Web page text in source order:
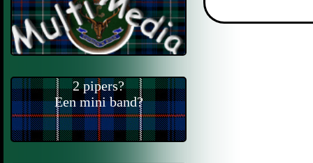
2 pipers?
Een mini band?